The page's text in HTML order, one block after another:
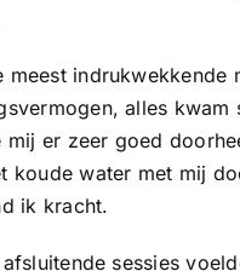
meest
alles
mij er zeer goed
koude water met mij
ik kracht.
sessies